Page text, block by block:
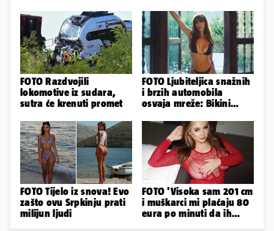
FOTO Razdvojili
lokomotive iz sudara,
sutra će krenuti promet
FOTO Ljubiteljica snažnih
i brzih automobila
osvaja mreže: Bikini
snagama
FOTO Tijelo iz snova! Evo
zašto ovu Srpkinju prati
milijun ljudi
FOTO 'Visoka sam 201 cm
i muškarci mi plaćaju 80
eura po minuti da ih